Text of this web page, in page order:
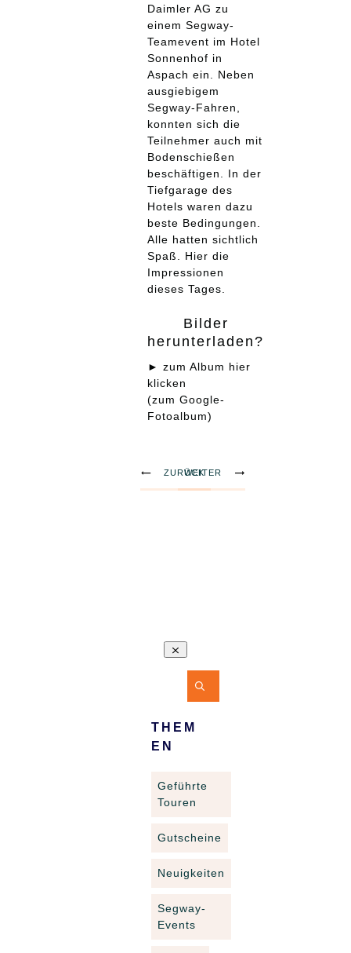
Daimler AG zu
einem Segway-
Teamevent im Hotel
Sonnenhof in
Aspach ein. Neben
ausgiebigem
Segway-Fahren,
konnten sich die
Teilnehmer auch mit
Bodenschießen
beschäftigen. In der
Tiefgarage des
Hotels waren dazu
beste Bedingungen.
Alle hatten sichtlich
Spaß. Hier die
Impressionen
dieses Tages.
Bilder
herunterladen?
► zum Album hier
klicken
(zum Google-
Fotoalbum)
ZURÜCK
WEITER
THEM
EN
Geführte
Touren
Gutscheine
Neuigkeiten
Segway-
Events